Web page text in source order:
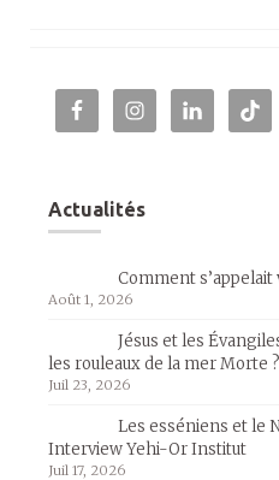
Actualités
Comment s’appelait
Août 1, 2026
Jésus et les
les rouleaux de la mer Morte
Juil 23, 2026
Les esséniens et le
Interview Yehi-Or Institut
Juil 17, 2026